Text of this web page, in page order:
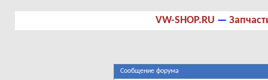
VW-SHOP.RU —
Сообщение форума